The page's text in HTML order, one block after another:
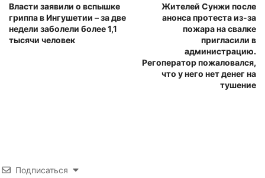
Власти заявили о вспышке
гриппа в Ингушетии – за две
недели заболели более 1,1
тысячи человек
Жителей Сунжи после
анонса протеста из-за
пожара на свалке
пригласили в
администрацию.
Регоператор пожаловался,
что у него нет денег на
тушение
Подписаться